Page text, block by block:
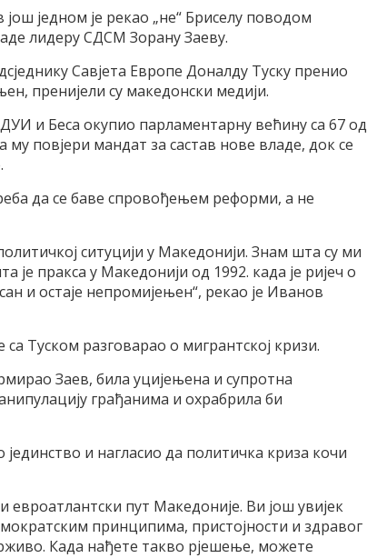
једном је рекао „не“ Бриселу поводом
лидеру СДСМ Зорану Заеву.
Савјета Европе Доналду Туску пренио
пренијели су македонски медији.
ДУИ и Беса окупио парламентарну већину са 67 од
повјери мандат за састав нове владе, док се
да се баве спровођењем реформи, а не
ситуцији у Македонији. Знам шта су ми
је пракса у Македонији од 1992. када је ријеч о
и остаје непромијењен“, рекао је Иванов
Туском разговарао о мигрантској кризи.
Заев, била уцијењена и супротна
грађанима и охрабрила би
јединство и нагласио да политичка криза кочи
пут Македоније. Ви још увијек
принципима, пристојности и здравог
Када нађете такво рјешење, можете